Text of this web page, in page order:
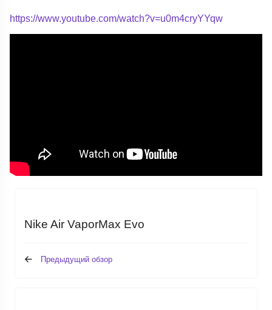
https://www.youtube.com/watch?v=u0m4cryYYqw
Nike Air VaporMax Evo
Предыдущий обзор